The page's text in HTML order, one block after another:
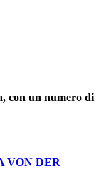
con un numero di
VON DER